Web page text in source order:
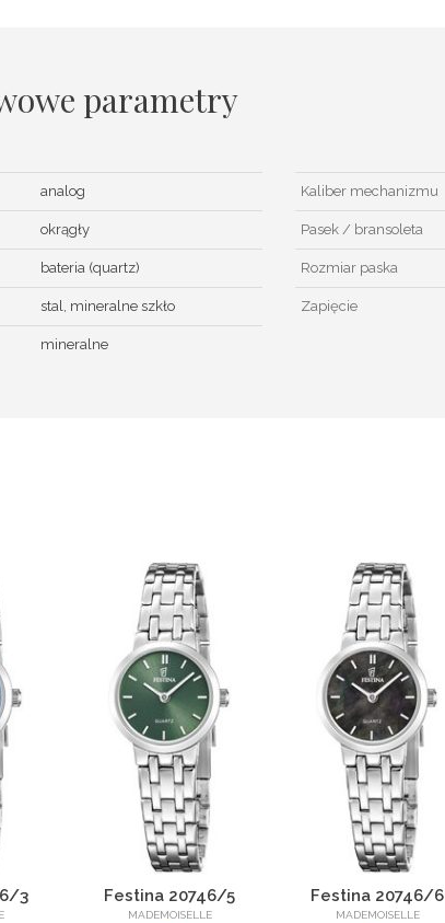
parametry
analog
okrągły
bateria (quartz)
stal, mineralne szkło
mineralne
Kaliber mechanizmu
Pasek / bransoleta
Rozmiar paska
Zapięcie
3 Festina 20746/5
MADEMOISELLE
Festina 20746/6
MADEMOISELLE